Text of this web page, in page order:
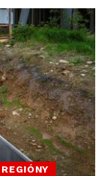
REGIÓNY